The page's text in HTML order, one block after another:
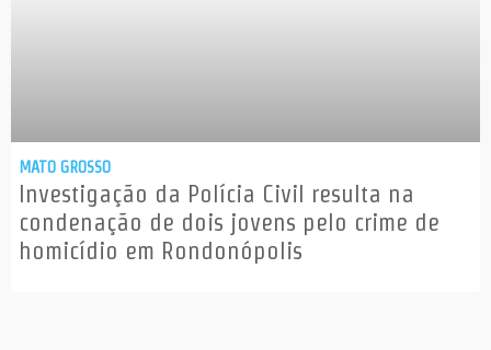
MATO GROSSO
Investigação da Polícia Civil resulta na
condenação de dois jovens pelo crime de
homicídio em Rondonópolis